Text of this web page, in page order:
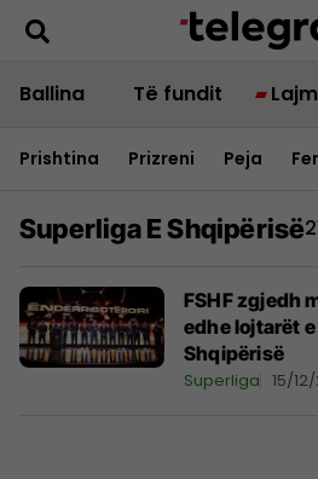
Ballina Të fundit
Prishtina Prizreni Peja
Superliga E Shqipërisë
FSHF zgjedh
edhe lojtarët
Shqipërisë
Superliga 15/